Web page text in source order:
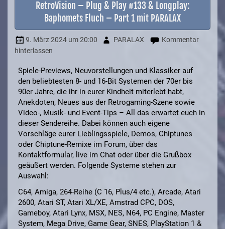
RetroVision – Plug & Play #133 & Longplay:
Baphomets Fluch – Part 1 mit PARALAX
9. März 2024um 20:00 PARALAX
Kommentar
hinterlassen
Spiele-Previews, Neuvorstellungen und Klassiker auf
den beliebtesten 8- und 16-Bit Systemen der 70er bis
90er Jahre, die ihr in eurer Kindheit miterlebt habt,
Anekdoten, Neues aus der Retrogaming-Szene sowie
Video-, Musik- und Event-Tips – All das erwartet euch in
dieser Sendereihe. Dabei können auch eigene
Vorschläge eurer Lieblingsspiele, Demos, Chiptunes
oder Chiptune-Remixe im Forum, über das
Kontaktformular, live im Chat oder über die Grußbox
geäußert werden. Folgende Systeme stehen zur
Auswahl:
C64, Amiga, 264-Reihe (C 16, Plus/4 etc.), Arcade, Atari
2600, Atari ST, Atari XL/XE, Amstrad CPC, DOS,
Gameboy, Atari Lynx, MSX, NES, N64, PC Engine, Master
System, Mega Drive, Game Gear, SNES, PlayStation 1 &